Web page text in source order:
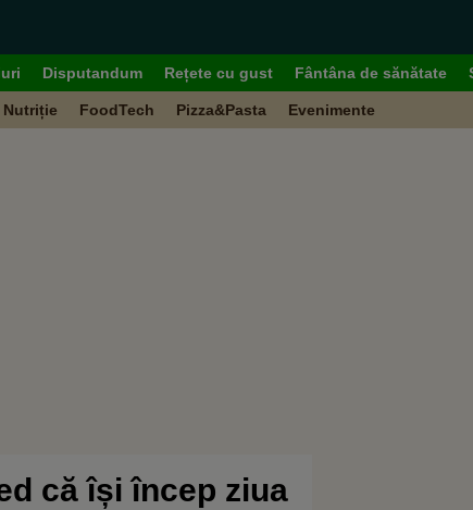
Disputandum Rețete cu gust Fântâna de sănătate
Nutriție FoodTech Pizza&Pasta Evenimente
că își încep ziua